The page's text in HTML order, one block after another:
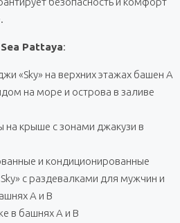
Pattaya:
«Sky» на верхних этажах башен A
на море и острова в заливе
на крыше с зонами джакузи в
и кондиционированные
с раздевалками для мужчин и
A и B
в башнях A и B